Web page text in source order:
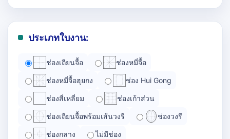
ประเภทใบงาน:
ช่องเถียนจื้อ ช่องหมี่จื้อ
ช่องหมี่จื้อฮุยกง ช่อง Hui Gong
ช่องสี่เหลี่ยม ช่องเก้าส่วน
ช่องเถียนจื้อพร้อมเส้นวงรี ช่องวงรี
ช่องกลาง ไม่มีช่อง